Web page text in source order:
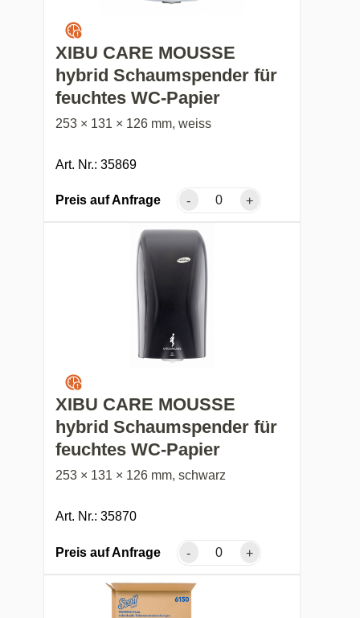
XIBU CARE MOUSSE
hybrid Schaumspender für
feuchtes WC-Papier
253 × 131 × 126 mm, weiss
Art. Nr.: 35869
Preis auf Anfrage - +
XIBU CARE MOUSSE
hybrid Schaumspender für
feuchtes WC-Papier
253 × 131 × 126 mm, schwarz
Art. Nr.: 35870
Preis auf Anfrage - +